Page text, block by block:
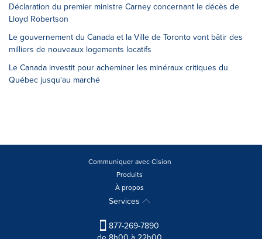
Déclaration du premier ministre Carney concernant le décès de
Lloyd Robertson
Le gouvernement du Canada et la Ville de Toronto vont bâtir des
milliers de nouveaux logements locatifs
Le Canada investit pour acheminer les minéraux critiques du
Québec jusqu'au marché
Communiquer avec Cision
Produits
À propos
Services
877-269-7890